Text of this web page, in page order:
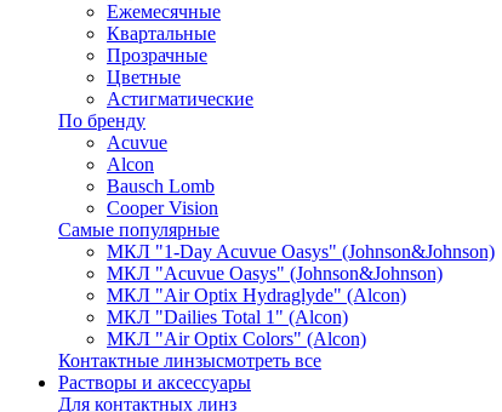
Ежемесячные
Квартальные
Прозрачные
Цветные
Астигматические
По бренду
Acuvue
Alcon
Bausch Lomb
Cooper Vision
Самые популярные
МКЛ "1-Day Acuvue Oasys" (Johnson&Johnson)
МКЛ "Acuvue Oasys" (Johnson&Johnson)
МКЛ "Air Optix Hydraglyde" (Alcon)
МКЛ "Dailies Total 1" (Alcon)
МКЛ "Air Optix Colors" (Alcon)
Контактные линзысмотреть все
Растворы и аксессуары
Для контактных линз